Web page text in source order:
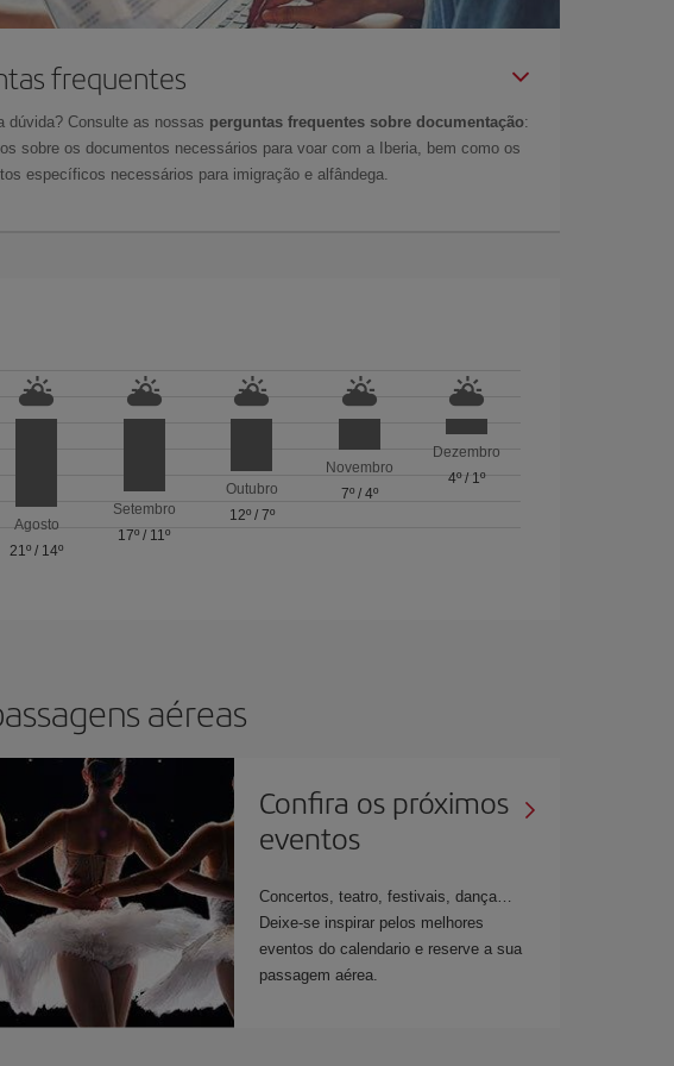
frequentes
dúvida? Consulte as nossas perguntas frequentes sobre documentação:
sobre os documentos necessários para voar com a Iberia, bem como os
específicos necessários para imigração e alfândega.
Agosto
21º / 14º
Setembro
17º / 11º
Outubro
12º/ 7º
Novembro
7º/ 4º
Dezembro
4º/ 1º
aéreas
Confira os próximos
eventos
Concertos, teatro, festivais, dança…
Deixe-se inspirar pelos melhores
eventos do calendario e reserve a sua
passagem aérea.